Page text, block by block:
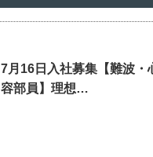
7月16日入社募集【難波・
容部員】理想…